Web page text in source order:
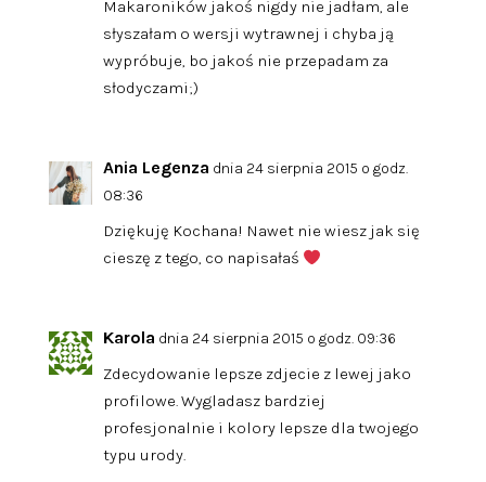
Makaroników jakoś nigdy nie jadłam, ale
słyszałam o wersji wytrawnej i chyba ją
wypróbuje, bo jakoś nie przepadam za
słodyczami;)
Ania Legenza dnia 24 sierpnia 2015 o godz.
08:36
Dziękuję Kochana! Nawet nie wiesz jak się
cieszę z tego, co napisałaś
Karola dnia 24 sierpnia 2015 o godz. 09:36
Zdecydowanie lepsze zdjecie z lewej jako
profilowe. Wygladasz bardziej
profesjonalnie i kolory lepsze dla twojego
typu urody.